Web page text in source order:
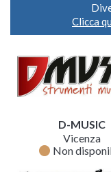
Clicca
D-MUSIC
Vicenza
fiber_manual_record Non